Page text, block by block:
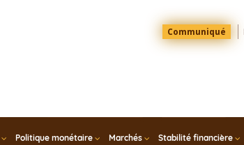
Menu
Top
Communiqué
Politique monétaire Marchés Stabilité financière